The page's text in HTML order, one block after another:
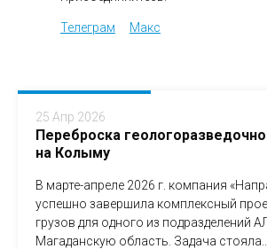
Телеграм Макс
25 Апр 2026
Переброска
на Колыму
В марте-апреле 2026 г. компания
успешно завершила комплексный
грузов для одного из подразделений
Магаданскую область. Задача стояла...